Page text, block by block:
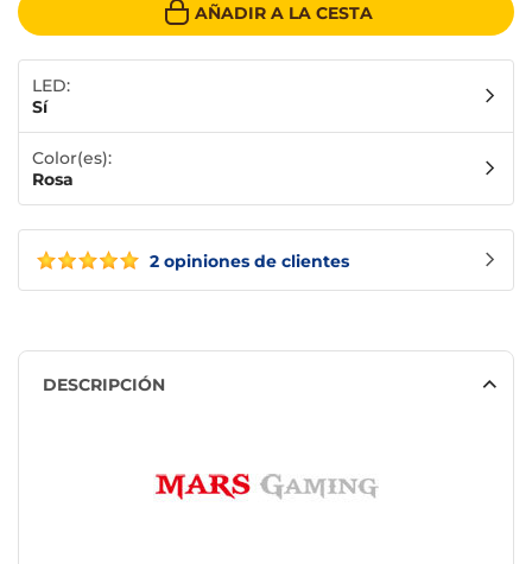
2 opiniones de clientes
AÑADIR A LA CESTA
LED:
Sí
Color(es):
Rosa
DESCRIPCIÓN